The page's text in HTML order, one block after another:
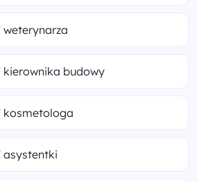
weterynarza
kierownika budowy
kosmetologa
asystentki